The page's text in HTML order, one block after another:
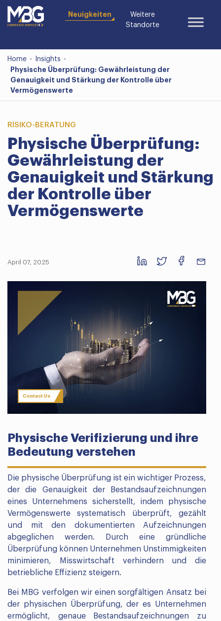
Neuigkeiten
Weitere
Standorte
Home - Insights -
Physische Überprüfung: Gewährleistung der
Genauigkeit und Stärkung der Kontrolle über
Vermögenswerte
RISIKO-BERATUNG
Physische Überprüfung:
Gewährleistung der
Genauigkeit und Stärkung
der Kontrolle über
Vermögenswerte
April 07, 2025
Contact Us
Physische Verifizierung und ihre
Bedeutung verstehen
Die physische Überprüfung ist ein wichtiger Prozess,
der die Genauigkeit der Bestandsaufzeichnungen
eines Unternehmens sicherstellt, indem physische
Vermögenswerte systematisch überprüft, gezählt
und mit den dokumentierten Aufzeichnungen
abgeglichen werden. Durch eine gründliche
Überprüfung können Unternehmen Unstimmigkeiten
minimieren, Misswirtschaft verhindern und die
betriebliche Effizienz steigern.
Bei MBG verfolgen wir einen sorgfältigen Ansatz bei
der physischen Überprüfung, der es Unternehmen
ermöglicht, genaue Bestandsaufzeichnungen zu